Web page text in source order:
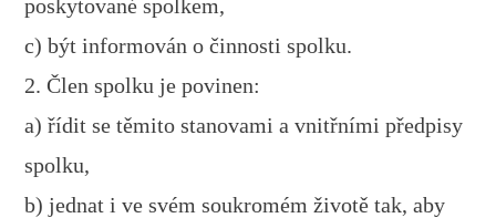
poskytované spolkem,
c) být informován o činnosti spolku.
2. Člen spolku je povinen:
a) řídit se těmito stanovami a vnitřními předpisy
spolku,
b) jednat i ve svém soukromém životě tak, aby